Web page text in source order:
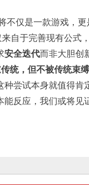
不仅是一款游戏，更
自于完善现有公式
安全迭代而非大胆创
统，但不被传统束缚
尝试本身就值得肯
反应，我们或将见